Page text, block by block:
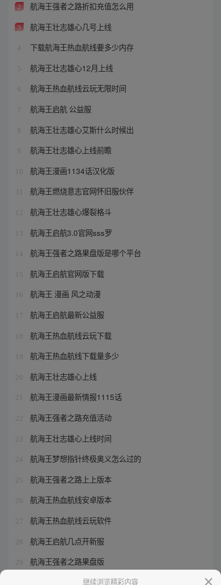
2 航海王强者之路折扣充值怎么用
3 航海王壮志雄心几号上线
4 下载航海王热血航线要多少内存
5 航海王壮志雄心12月上线
6 航海王热血航线云玩无限时间
7 航海王启航 公益服
8 航海王壮志雄心艾斯什么时候出
9 航海王壮志雄心上线前瞻
10 航海王漫画1134话汉化版
航海王燃烧意志官网怀旧服伙伴
12 航海王壮志雄心爆裂格斗
13 航海王启航3.0官网sss罗
14 航海王强者之路果盘版是哪个平台
15 航海王启航官网版下载
16 航海王 漫画 风之动漫
17 航海王启航最新公益服
18 航海王热血航线云玩下载
19 航海王热血航线下载量多少
20 航海王壮志雄心上线
21 航海王漫画最新情报1115话
22 航海王强者之路充值活动
23 航海王壮志雄心上线时间
24 航海王梦想指针终极奥义怎么过的
25 航海王强者之路上上版本
26 航海王热血航线安卓版本
27 航海王热血航线云玩软件
28 航海王启航几点开新服
29 航海王强者之路果盘版
航海王壮志雄心几点上线继续浏览精彩内容